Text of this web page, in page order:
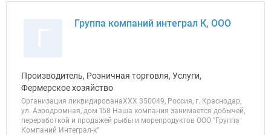
Группа компаний интеграл К, ООО
Производитель, Розничная торговля, Услуги,
Фермерское хозяйство
Организация ликвидированаХХХ 350049, Россия, г. Краснодар,
ул. Аэродромная, дом 158 Наша компания занимается добычей,
переработкой и продажей рыбы и морепродуктов ООО "Группа
Компаний Интеграл-к"